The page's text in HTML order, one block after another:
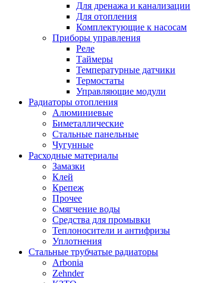
Для дренажа и канализации
Для отопления
Комплектующие к насосам
Приборы управления
Реле
Таймеры
Температурные датчики
Термостаты
Управляющие модули
Радиаторы отопления
Алюминиевые
Биметаллические
Стальные панельные
Чугунные
Расходные материалы
Замазки
Клей
Крепеж
Прочее
Смягчение воды
Средства для промывки
Теплоносители и антифризы
Уплотнения
Стальные трубчатые радиаторы
Arbonia
Zehnder